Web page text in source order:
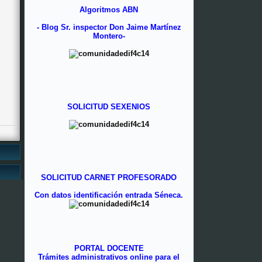
Educación Primaria y Educación
Infantil, en concepto de montaje de las
pizarras digitales, siendo este dinero
destinado, en aquellas aulas de 2º
Ciclo, donde en el presente año aún no
disfrutamos de tales elementos
22/12/2011
del tal herramienta educativa
16/12/2011
representada en nuestro Centro, en el
día de hoy, por un grupo de nuestras
Algoritmos ABN
- Blog Sr. inspector Don Jaime Martínez
Montero-
SOLICITUD SEXENIOS
SOLICITUD CARNET PROFESORADO
Con datos identificación entrada Séneca.
PORTAL DOCENTE
Trámites administrativos online para el